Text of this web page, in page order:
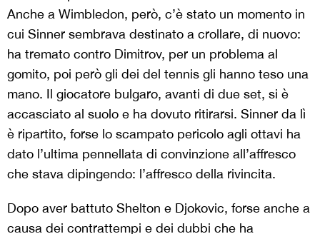
Anche a Wimbledon, però, c’è stato un momento in
cui Sinner sembrava destinato a crollare, di nuovo:
ha tremato contro Dimitrov, per un problema al
gomito, poi però gli dei del tennis gli hanno teso una
mano. Il giocatore bulgaro, avanti di due set, si è
accasciato al suolo e ha dovuto ritirarsi. Sinner da lì
è ripartito, forse lo scampato pericolo agli ottavi ha
dato l’ultima pennellata di convinzione all’affresco
che stava dipingendo: l’affresco della rivincita.
Dopo aver battuto Shelton e Djokovic, forse anche a
causa dei contrattempi e dei dubbi che ha